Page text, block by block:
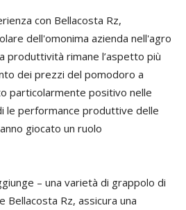
con Bellacosta Rz,
dell'omonima azienda nell'agro
produttività rimane l’aspetto più
dei prezzi del pomodoro a
particolarmente positivo nelle
le performance produttive delle
giocato un ruolo
– una varietà di grappolo di
Bellacosta Rz, assicura una